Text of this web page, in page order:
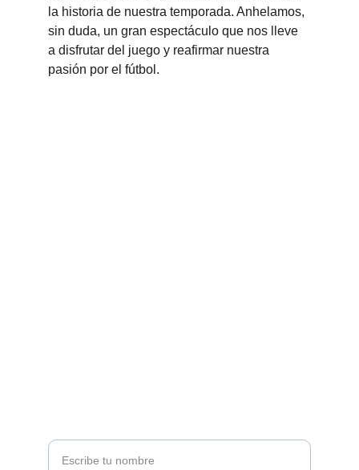
la historia de nuestra temporada. Anhelamos,
sin duda, un gran espectáculo que nos lleve
a disfrutar del juego y reafirmar nuestra
pasión por el fútbol.